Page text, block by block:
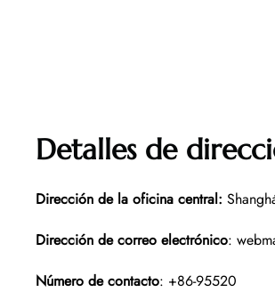
Detalles de
Dirección de la oficina central:
Dirección de correo electrónico:
Número de contacto: +86-95520